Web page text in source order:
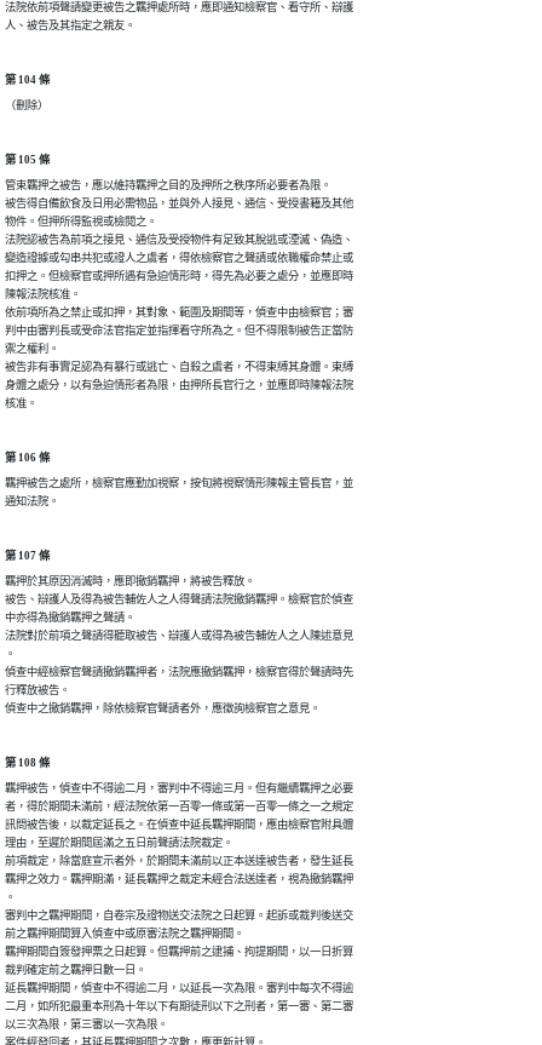
法院依前項聲請變更被告之羈押處所時，應即通知檢察官、看守所、辯護
人、被告及其指定之親友。
第 104 條
（刪除）
第 105 條
管束羈押之被告，應以維持羈押之目的及押所之秩序所必要者為限。
被告得自備飲食及日用必需物品，並與外人接見、通信、受授書籍及其他
物件。但押所得監視或檢閱之。
法院認被告為前項之接見、通信及受授物件有足致其脫逃或湮滅、偽造、
變造證據或勾串共犯或證人之虞者，得依檢察官之聲請或依職權命禁止或
扣押之。但檢察官或押所遇有急迫情形時，得先為必要之處分，並應即時
陳報法院核准。
依前項所為之禁止或扣押，其對象、範圍及期間等，偵查中由檢察官；審
判中由審判長或受命法官指定並指揮看守所為之。但不得限制被告正當防
禦之權利。
被告非有事實足認為有暴行或逃亡、自殺之虞者，不得束縛其身體。束縛
身體之處分，以有急迫情形者為限，由押所長官行之，並應即時陳報法院
核准。
第 106 條
羈押被告之處所，檢察官應勤加視察，按旬將視察情形陳報主管長官，並
通知法院。
第 107 條
羈押於其原因消滅時，應即撤銷羈押，將被告釋放。
被告、辯護人及得為被告輔佐人之人得聲請法院撤銷羈押。檢察官於偵查
中亦得為撤銷羈押之聲請。
法院對於前項之聲請得聽取被告、辯護人或得為被告輔佐人之人陳述意見
。
偵查中經檢察官聲請撤銷羈押者，法院應撤銷羈押，檢察官得於聲請時先
行釋放被告。
偵查中之撤銷羈押，除依檢察官聲請者外，應徵詢檢察官之意見。
第 108 條
羈押被告，偵查中不得逾二月，審判中不得逾三月。但有繼續羈押之必要
者，得於期間未滿前，經法院依第一百零一條或第一百零一條之一之規定
訊問被告後，以裁定延長之。在偵查中延長羈押期間，應由檢察官附具體
理由，至遲於期間屆滿之五日前聲請法院裁定。
前項裁定，除當庭宣示者外，於期間未滿前以正本送達被告者，發生延長
羈押之效力。羈押期滿，延長羈押之裁定未經合法送達者，視為撤銷羈押
。
審判中之羈押期間，自卷宗及證物送交法院之日起算。起訴或裁判後送交
前之羈押期間算入偵查中或原審法院之羈押期間。
羈押期間自簽發押票之日起算。但羈押前之逮捕、拘提期間，以一日折算
裁判確定前之羈押日數一日。
延長羈押期間，偵查中不得逾二月，以延長一次為限。審判中每次不得逾
二月，如所犯最重本刑為十年以下有期徒刑以下之刑者，第一審、第二審
以三次為限，第三審以一次為限。